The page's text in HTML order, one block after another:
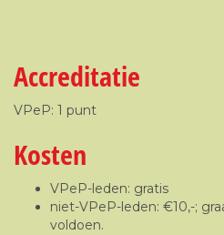
Accreditatie
VPeP: 1 punt
Kosten
VPeP-leden: gratis
niet-VPeP-leden: €10,-;
voldoen.